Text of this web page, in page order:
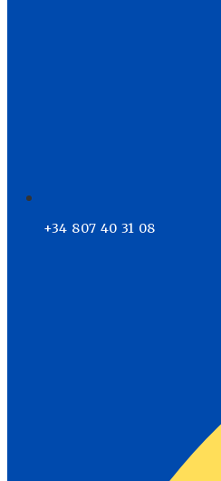
+34 807 40 31 08